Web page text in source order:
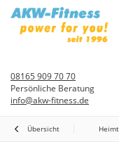
08165 909 70 70
Persönliche Beratung
info@akw-fitness.de
Übersicht